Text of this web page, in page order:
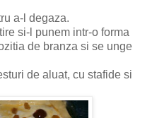
a-l degaza.
si-l punem intr-o forma
de branza si se unge
de aluat, cu stafide si